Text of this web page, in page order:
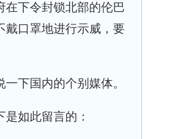
在下令封锁北部的伦巴
戴口罩地进行示威，要
下国内的个别媒体。
如此留言的：